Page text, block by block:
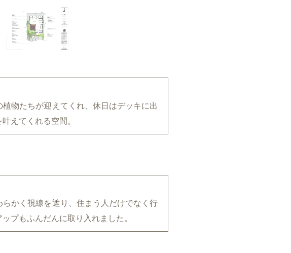
物たちが迎えてくれ、休日はデッキに出
えてくれる空間。
かく視線を遮り、住まう人だけでなく行
プもふんだんに取り入れました。